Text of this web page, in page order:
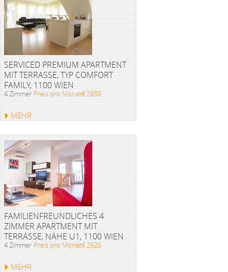
SERVICED PREMIUM APARTMENT
MIT TERRASSE, TYP COMFORT
FAMILY, 1100 WIEN
4 Zimmer Preis pro Monat€ 2650
MEHR
FAMILIENFREUNDLICHES 4
ZIMMER APARTMENT MIT
TERRASSE, NÄHE U1, 1100 WIEN
4 Zimmer Preis pro Monat€ 2920
MEHR